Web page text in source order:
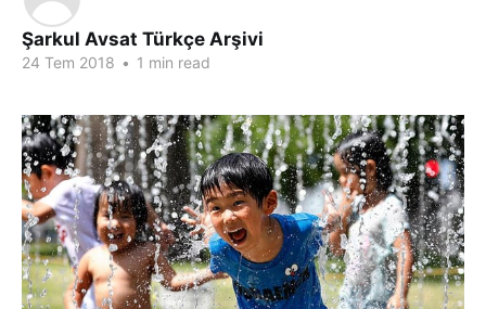
Şarkul Avsat Türkçe Arşivi
24 Tem 2018 • 1 min read